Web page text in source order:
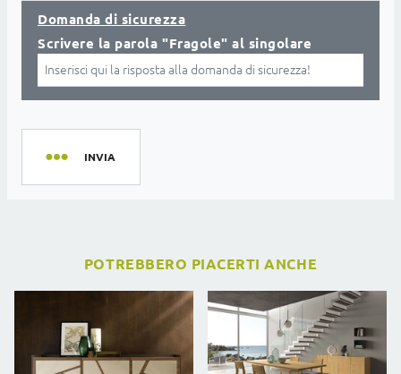
Domanda di sicurezza
Scrivere la parola "Fragole" al singolare
INVIA
POTREBBERO PIACERTI ANCHE